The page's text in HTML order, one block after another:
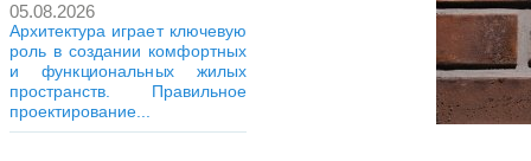
05.08.2026
Архитектура играет ключевую
роль в создании комфортных
и функциональных жилых
пространств. Правильное
проектирование...